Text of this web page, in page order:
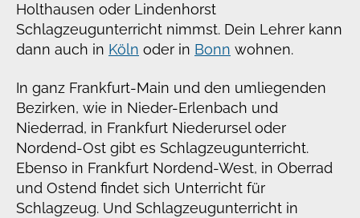
Holthausen oder Lindenhorst
Schlagzeugunterricht nimmst. Dein Lehrer kann
dann auch in Köln oder in Bonn wohnen.
In ganz Frankfurt-Main und den umliegenden
Bezirken, wie in Nieder-Erlenbach und
Niederrad, in Frankfurt Niederursel oder
Nordend-Ost gibt es Schlagzeugunterricht.
Ebenso in Frankfurt Nordend-West, in Oberrad
und Ostend findet sich Unterricht für
Schlagzeug. Und Schlagzeugunterricht in